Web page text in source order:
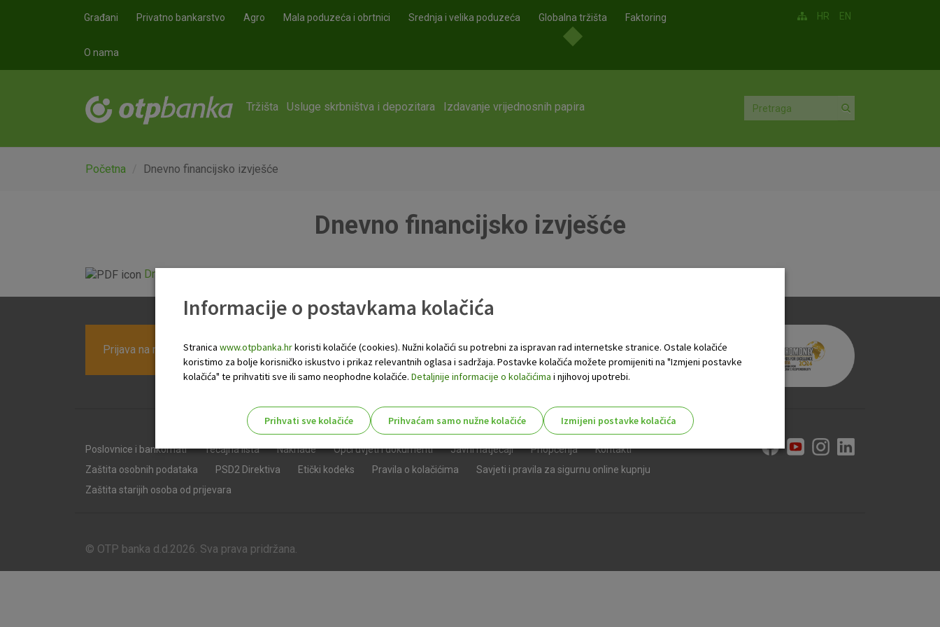
Građani Privatno bankarstvo Agro Mala poduzeća i obrtnici Srednja i velika poduzeća Globalna tržišta Faktoring
O nama
HR EN
Tržišta Usluge skrbništva i depozitara Izdavanje vrijednosnih papira
Početna Dnevno financijsko izvješće
Dnevno financijsko izvješće
Dnevno financijsko izvješće.pdf
Prijava na newsletter OTP banke
Poslovnice i bankomati Tečajna lista Naknade Opći uvjeti i dokumenti Javni natječaji Priopćenja
Kontakti
Zaštita osobnih podataka
PSD2 Direktiva Etički kodeks Pravila o kolačićima
Savjeti i pravila za sigurnu online kupnju
Zaštita starijih osoba od prijevara
© OTP banka d.d.2026. Sva prava pridržana.
Informacije o postavkama kolačića
Stranica www.otpbanka.hrkoristi kolačiće (cookies). Nužni kolačići su potrebni za ispravan rad internetske stranice. Ostale kolačiće
koristimo za bolje korisničko iskustvo i prikaz relevantnih oglasa i sadržaja. Postavke kolačića možete promijeniti na "Izmjeni postavke
kolačića" te prihvatiti sve ili samo neophodne kolačiće. Detaljnije informacije o kolačićima i njihovoj upotrebi.
Prihvati sve kolačiće Prihvaćam samo nužne kolačiće
Izmijeni postavke kolačića